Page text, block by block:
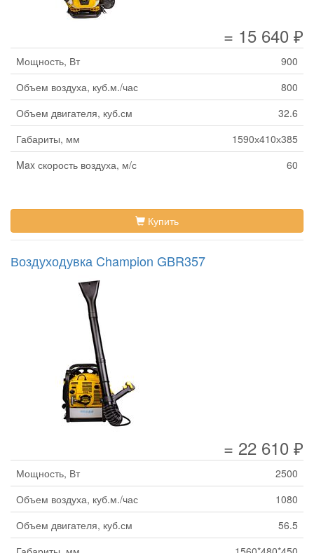
= 15 640 ₽
Мощность, Вт
900
Объем воздуха, куб.м./час
800
Объем двигателя, куб.см
32.6
Габариты, мм
1590х410х385
Max скорость воздуха, м/с
60
Купить
Воздуходувка Champion GBR357
= 22 610 ₽
Мощность, Вт
2500
Объем воздуха, куб.м./час
1080
Объем двигателя, куб.см
56.5